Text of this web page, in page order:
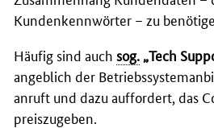
Kundenkennwörter – zu
Häufig sind auch sog. „Tech
angeblich der
anruft und dazu auffordert, das
preiszugeben.